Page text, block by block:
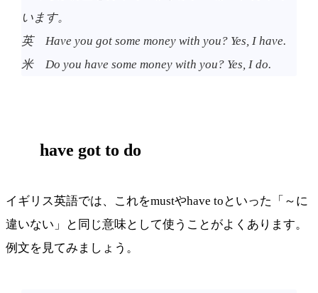
います。
英 Have you got some money with you? Yes, I have.
米 Do you have some money with you? Yes, I do.
have got to do
イギリス英語では、これをmustやhave toといった「～に
違いない」と同じ意味として使うことがよくあります。
例文を見てみましょう。